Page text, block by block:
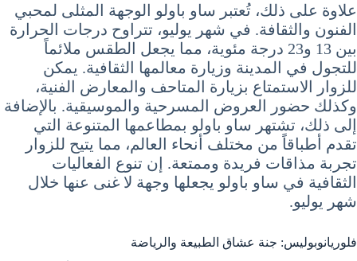
علاوة على ذلك، تُعتبر ساو باولو الوجهة المثلى لمحبي
الفنون والثقافة. في شهر يوليو، تتراوح درجات الحرارة
بين 13 و23 درجة مئوية، مما يجعل الطقس ملائماً
للتجول في المدينة وزيارة معالمها الثقافية. يمكن
للزوار الاستمتاع بزيارة المتاحف والمعارض الفنية،
وكذلك حضور العروض المسرحية والموسيقية. بالإضافة
إلى ذلك، تشتهر ساو باولو بمطاعمها المتنوعة التي
تقدم أطباقاً من مختلف أنحاء العالم، مما يتيح للزوار
تجربة مذاقات فريدة وممتعة. إن تنوع الفعاليات
الثقافية في ساو باولو يجعلها وجهة لا غنى عنها خلال
شهر يوليو.
فلوريانوبوليس: جنة عشاق الطبيعة والرياضة